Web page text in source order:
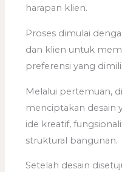
harapan klien.
Proses dimulai
dan klien untuk
preferensi yang
Melalui pertemuan,
menciptakan desain
ide kreatif,
struktural bangunan.
Setelah desain